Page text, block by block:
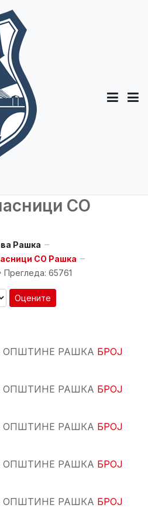
СО
Рашка
СО Рашка
Прегледа: 65761
ОПШТИНЕ РАШКА БРОЈ
ОПШТИНЕ РАШКА БРОЈ
ОПШТИНЕ РАШКА БРОЈ
ОПШТИНЕ РАШКА БРОЈ
ОПШТИНЕ РАШКА БРОЈ